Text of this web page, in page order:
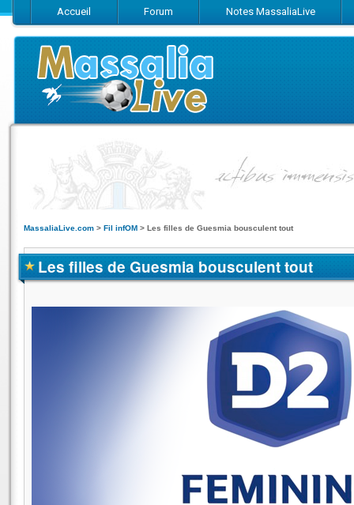
Accueil Forum Notes MassaliaLive
Suivez-nous sur Facebook
Suivez-nous sur Twitter
Abonnez-
MassaliaLive.com > Fil infOM > Les filles de Guesmia bousculent tout
Les filles de Guesmia bousculent tout